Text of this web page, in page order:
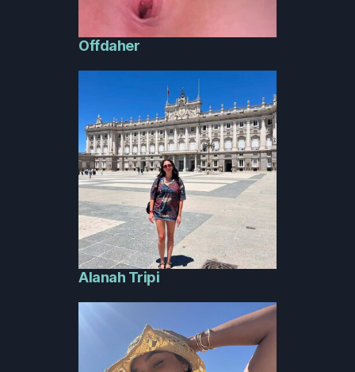
Offdaher
Alanah Tripi